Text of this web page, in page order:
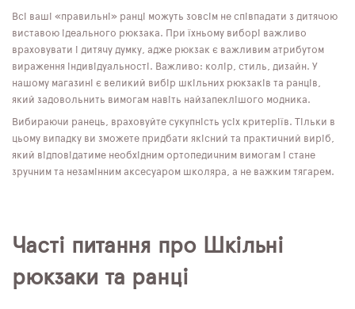
Всі ваші «правильні» ранці можуть зовсім не співпадати з дитячою
виставою ідеального рюкзака. При їхньому виборі важливо
враховувати і дитячу думку, адже рюкзак є важливим атрибутом
вираження індивідуальності. Важливо: колір, стиль, дизайн. У
нашому магазині є великий вибір шкільних рюкзаків та ранців,
який задовольнить вимогам навіть найзапеклішого модника.
Вибираючи ранець, враховуйте сукупність усіх критеріїв. Тільки в
цьому випадку ви зможете придбати якісний та практичний виріб,
який відповідатиме необхідним ортопедичним вимогам і стане
зручним та незамінним аксесуаром школяра, а не важким тягарем.
Часті питання про Шкільні
рюкзаки та ранці